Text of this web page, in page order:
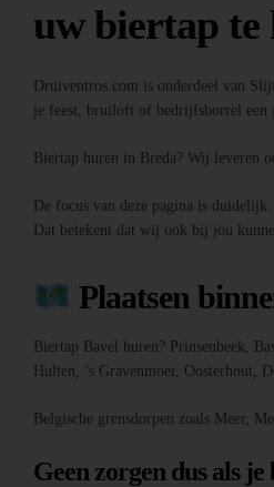
uw biertap te
Druiventros.com is onderdeel van
je feest, bruiloft of bedrijfsborrel een
Biertap huren in Breda? Wij leveren
De focus van deze pagina is
Dat betekent dat wij ook bij jou
Plaatsen
Biertap Bavel huren? Prinsenbeek,
Hulten, ’s Gravenmoer, Oosterhout,
Belgische grensdorpen zoals Meer,
Geen zorgen dus als